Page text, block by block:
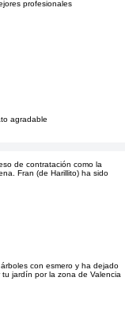
profesionales
agradable
de contratación como la
Fran (de Harillito) ha sido
con esmero y ha dejado
jardín por la zona de Valencia